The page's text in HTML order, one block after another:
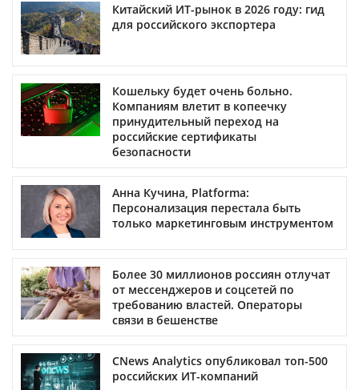
Китайский ИТ-рынок в 2026 году: гид
для российского экспортера
Кошельку будет очень больно.
Компаниям влетит в копеечку
принудительный переход на
российские сертификаты
безопасности
Анна Кучина, Platforma:
Персонализация перестала быть
только маркетинговым инструментом
Более 30 миллионов россиян отлучат
от мессенджеров и соцсетей по
требованию властей. Операторы
связи в бешенстве
CNews Analytics опубликовал топ-500
российских ИТ-компаний